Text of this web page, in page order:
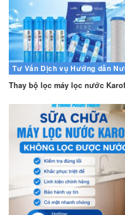
Tư Vấn Dịch vụ Hướng dẫn
Thay bộ lọc máy lọc nước